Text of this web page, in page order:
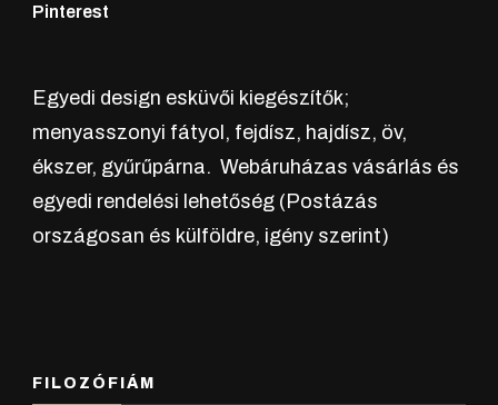
Pinterest
Egyedi design esküvői kiegészítők;
menyasszonyi fátyol, fejdísz, hajdísz, öv,
ékszer, gyűrűpárna. Webáruházas vásárlás és
egyedi rendelési lehetőség (Postázás
országosan és külföldre, igény szerint)
FILOZÓFIÁM